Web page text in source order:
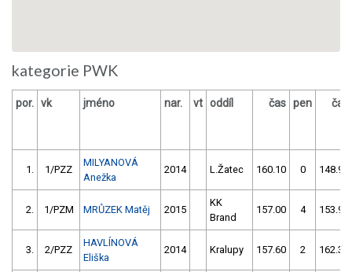
kategorie PWK
por. vk jméno nar. vt oddíl čas pen čas
1. 1/PZZ
MILYANOVÁ
Anežka
2014 L.Žatec 160.10 0 148.90
2. 1/PZM MRŮZEK Matěj 2015
KK
Brand
157.00 4 153.90
3. 2/PZZ
HAVLÍNOVÁ
Eliška
2014 Kralupy 157.60 2 162.30